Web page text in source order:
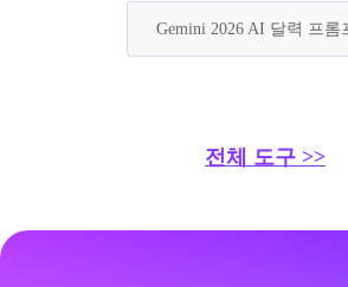
Gemini 2026 AI 달력 프롬
전체 도구 >>